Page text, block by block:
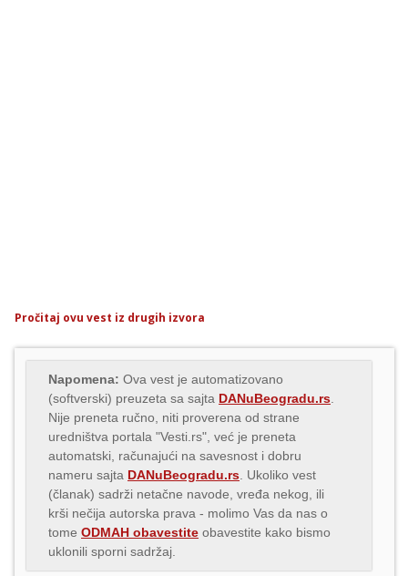
Pročitaj ovu vest iz drugih izvora
Napomena: Ova vest je automatizovano
(softverski) preuzeta sa sajta DANuBeogradu.rs
Nije preneta ručno, niti proverena od strane
uredništva portala "Vesti.rs", već je preneta
automatski, računajući na savesnost i dobru
nameru sajta DANuBeogradu.rs . Ukoliko vest
(članak) sadrži netačne navode, vređa nekog, ili
krši nečija autorska prava - molimo Vas da nas o
tome ODMAH obavestite obavestite kako bismo
uklonili sporni sadržaj.